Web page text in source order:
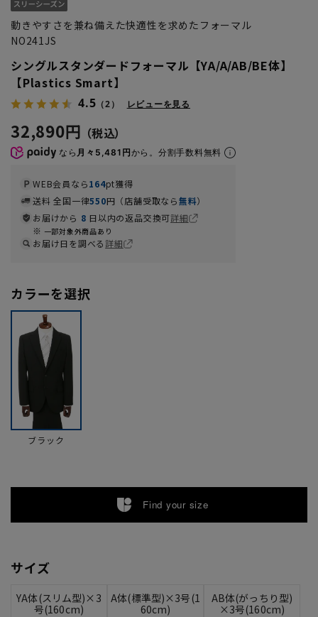
動きやすさを兼ね備えた快適性を求めたフォーマル
NO241JS
シングルスタンダードフォーマル【YA/A/AB/BE体】
【Plastics Smart】
4.5 （2） レビューを見る
32,890円
なら 月々5,481円から。分割手数料無料
WEB会員なら164pt獲得
送料 全国一律550円（店舗受取なら無料）
お届けから 8 日以内の返品交換可詳細
一部対象外商品あり
お届け日を調べる詳細
カラーを選択
ブラック
Find your size
サイズ
YA体(スリム型)×3
号(160cm)
A体(標準型)×3号(1
60cm)
AB体(がっちり型)
×3号(160cm)